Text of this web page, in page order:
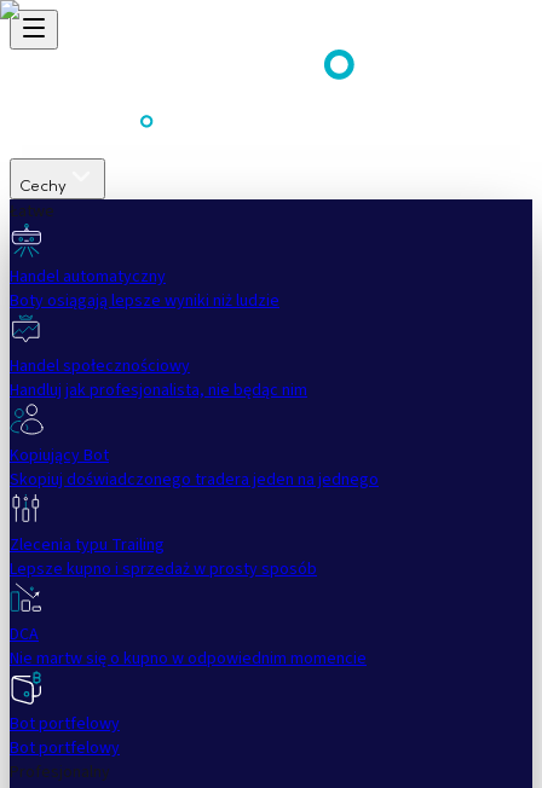
Cechy
Łatwe
Handel automatyczny
Boty osiągają lepsze wyniki niż ludzie
Handel społecznościowy
Handluj jak profesjonalista, nie będąc nim
Kopiujący Bot
Skopiuj doświadczonego tradera jeden na jednego
Zlecenia typu Trailing
Lepsze kupno i sprzedaż w prosty sposób
DCA
Nie martw się o kupno w odpowiednim momencie
Bot portfelowy
Bot portfelowy
Profesjonalny